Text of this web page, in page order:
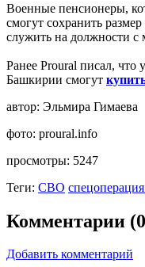
Военные пенсионеры,
смогут сохранить
служить на должности
Ранее Proural писал, что
Башкирии смогут
автор: Эльмира Гимаева
фото: proural.info
просмотры: 5247
Теги: СВО
Комментарии
Добавить комментарий